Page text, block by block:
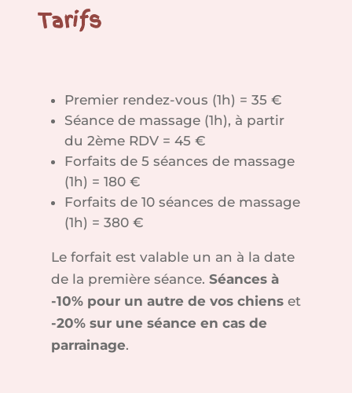
Tarifs
Premier rendez-vous (1h) = 35 €
Séance de massage (1h), à partir
du 2ème RDV = 45 €
Forfaits de 5 séances de massage
(1h) = 180 €
Forfaits de 10 séances de massage
(1h) = 380 €
Le forfait est valable un an à la date
de la première séance. Séances à
-10% pour un autre de vos chienset
-20% sur une séance en cas de
parrainage.